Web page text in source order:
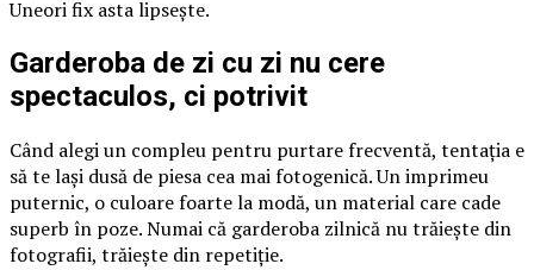
Uneori fix asta lipsește.
Garderoba de zi cu zi nu cere
spectaculos, ci potrivit
Când alegi un compleu pentru purtare frecventă, tentația e
să te lași dusă de piesa cea mai fotogenică. Un imprimeu
puternic, o culoare foarte la modă, un material care cade
superb în poze. Numai că garderoba zilnică nu trăiește din
fotografii, trăiește din repetiție.